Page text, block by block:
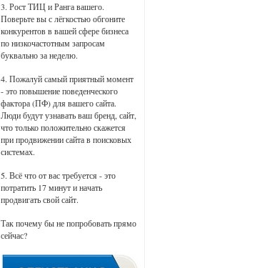
3. Рост ТИЦ и Ранга вашего.
Поверьте вы с лёгкостью обгоните
конкурентов в вашей сфере бизнеса
по низкочастотным запросам
буквально за неделю.
4. Пожалуй самый приятный момент
- это повышение поведенческого
фактора (ПФ) для вашего сайта.
Люди будут узнавать ваш бренд, сайт,
что только положительно скажется
при продвижении сайта в поисковых
системах.
5. Всё что от вас требуется - это
потратить 17 минут и начать
продвигать свой сайт.
Так почему бы не попробовать прямо
сейчас?